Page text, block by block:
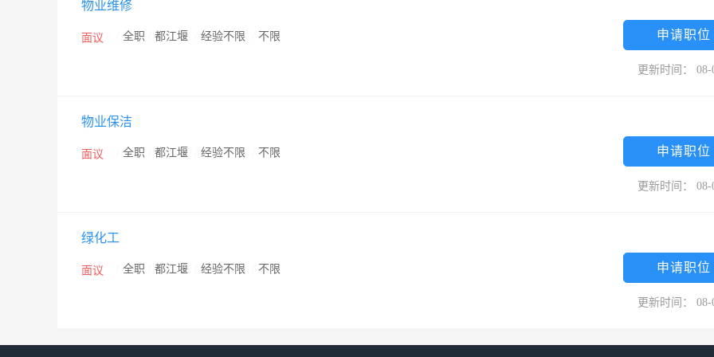
物业维修
面议 全职 都江堰 经验不限 不限 申请职位
更新时间： 08-
物业保洁
面议 全职 都江堰 经验不限 不限 申请职位
更新时间： 08-
绿化工
面议 全职 都江堰 经验不限 不限 申请职位
更新时间： 08-